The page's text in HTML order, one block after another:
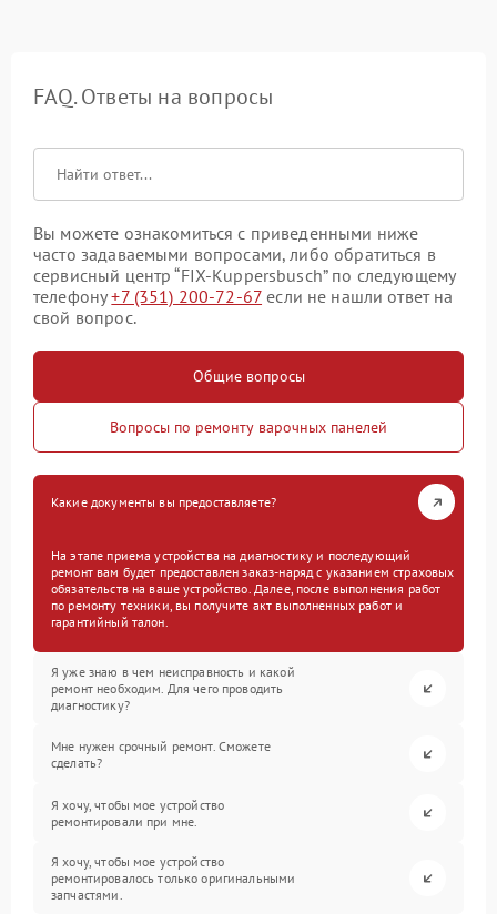
FAQ. Ответы на вопросы
Вы можете ознакомиться с приведенными ниже
часто задаваемыми вопросами, либо обратиться в
сервисный центр “FIX-Kuppersbusch” по следующему
телефону+7 (351) 200-72-67 если не нашли ответ на
свой вопрос.
Общие вопросы
Вопросы по ремонту варочных панелей
Какие документы вы предоставляете?
На этапе приема устройства на диагностику и последующий
ремонт вам будет предоставлен заказ-наряд с указанием страховых
обязательств на ваше устройство. Далее, после выполнения работ
по ремонту техники, вы получите акт выполненных работ и
гарантийный талон.
Я уже знаю в чем неисправность и какой
ремонт необходим. Для чего проводить
диагностику?
Мне нужен срочный ремонт. Сможете
сделать?
Я хочу, чтобы мое устройство
ремонтировали при мне.
Я хочу, чтобы мое устройство
ремонтировалось только оригинальными
запчастями.